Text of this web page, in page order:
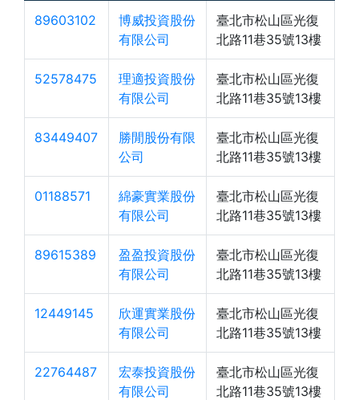
89603102
博威投資股份
有限公司
臺北市松山區光復
北路11巷35號13樓
52578475
理適投資股份
有限公司
臺北市松山區光復
北路11巷35號13樓
83449407
勝閒股份有限
公司
臺北市松山區光復
北路11巷35號13樓
01188571
綿豪實業股份
有限公司
臺北市松山區光復
北路11巷35號13樓
89615389
盈盈投資股份
有限公司
臺北市松山區光復
北路11巷35號13樓
12449145
欣運實業股份
有限公司
臺北市松山區光復
北路11巷35號13樓
22764487
宏泰投資股份
有限公司
臺北市松山區光復
北路11巷35號13樓